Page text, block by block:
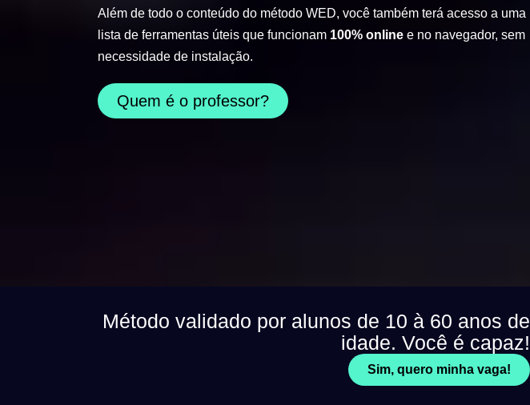
Além de todo o conteúdo do método WED, você também terá acesso a uma
lista de ferramentas úteis que funcionam 100% online e no navegador, sem
necessidade de instalação.
Quem é o professor?
Método validado por alunos de 10 à 60 anos de
idade. Você é capaz!
Sim, quero minha vaga!